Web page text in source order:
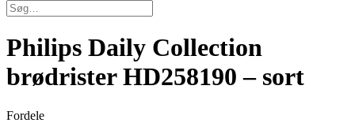
Philips Daily Collection
brødrister HD258190 – sort
Fordele